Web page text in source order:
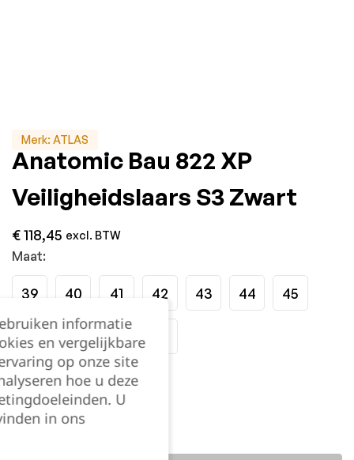
Merk: ATLAS
Anatomic Bau 822 XP
Veiligheidslaars S3 Zwart
€118,45 excl. BTW
Maat:
39 40 41 42 43 44 45
46 47 48
Kies je aantal:
informatie
en vergelijkbare
op onze site
hoe u deze
U
in ons